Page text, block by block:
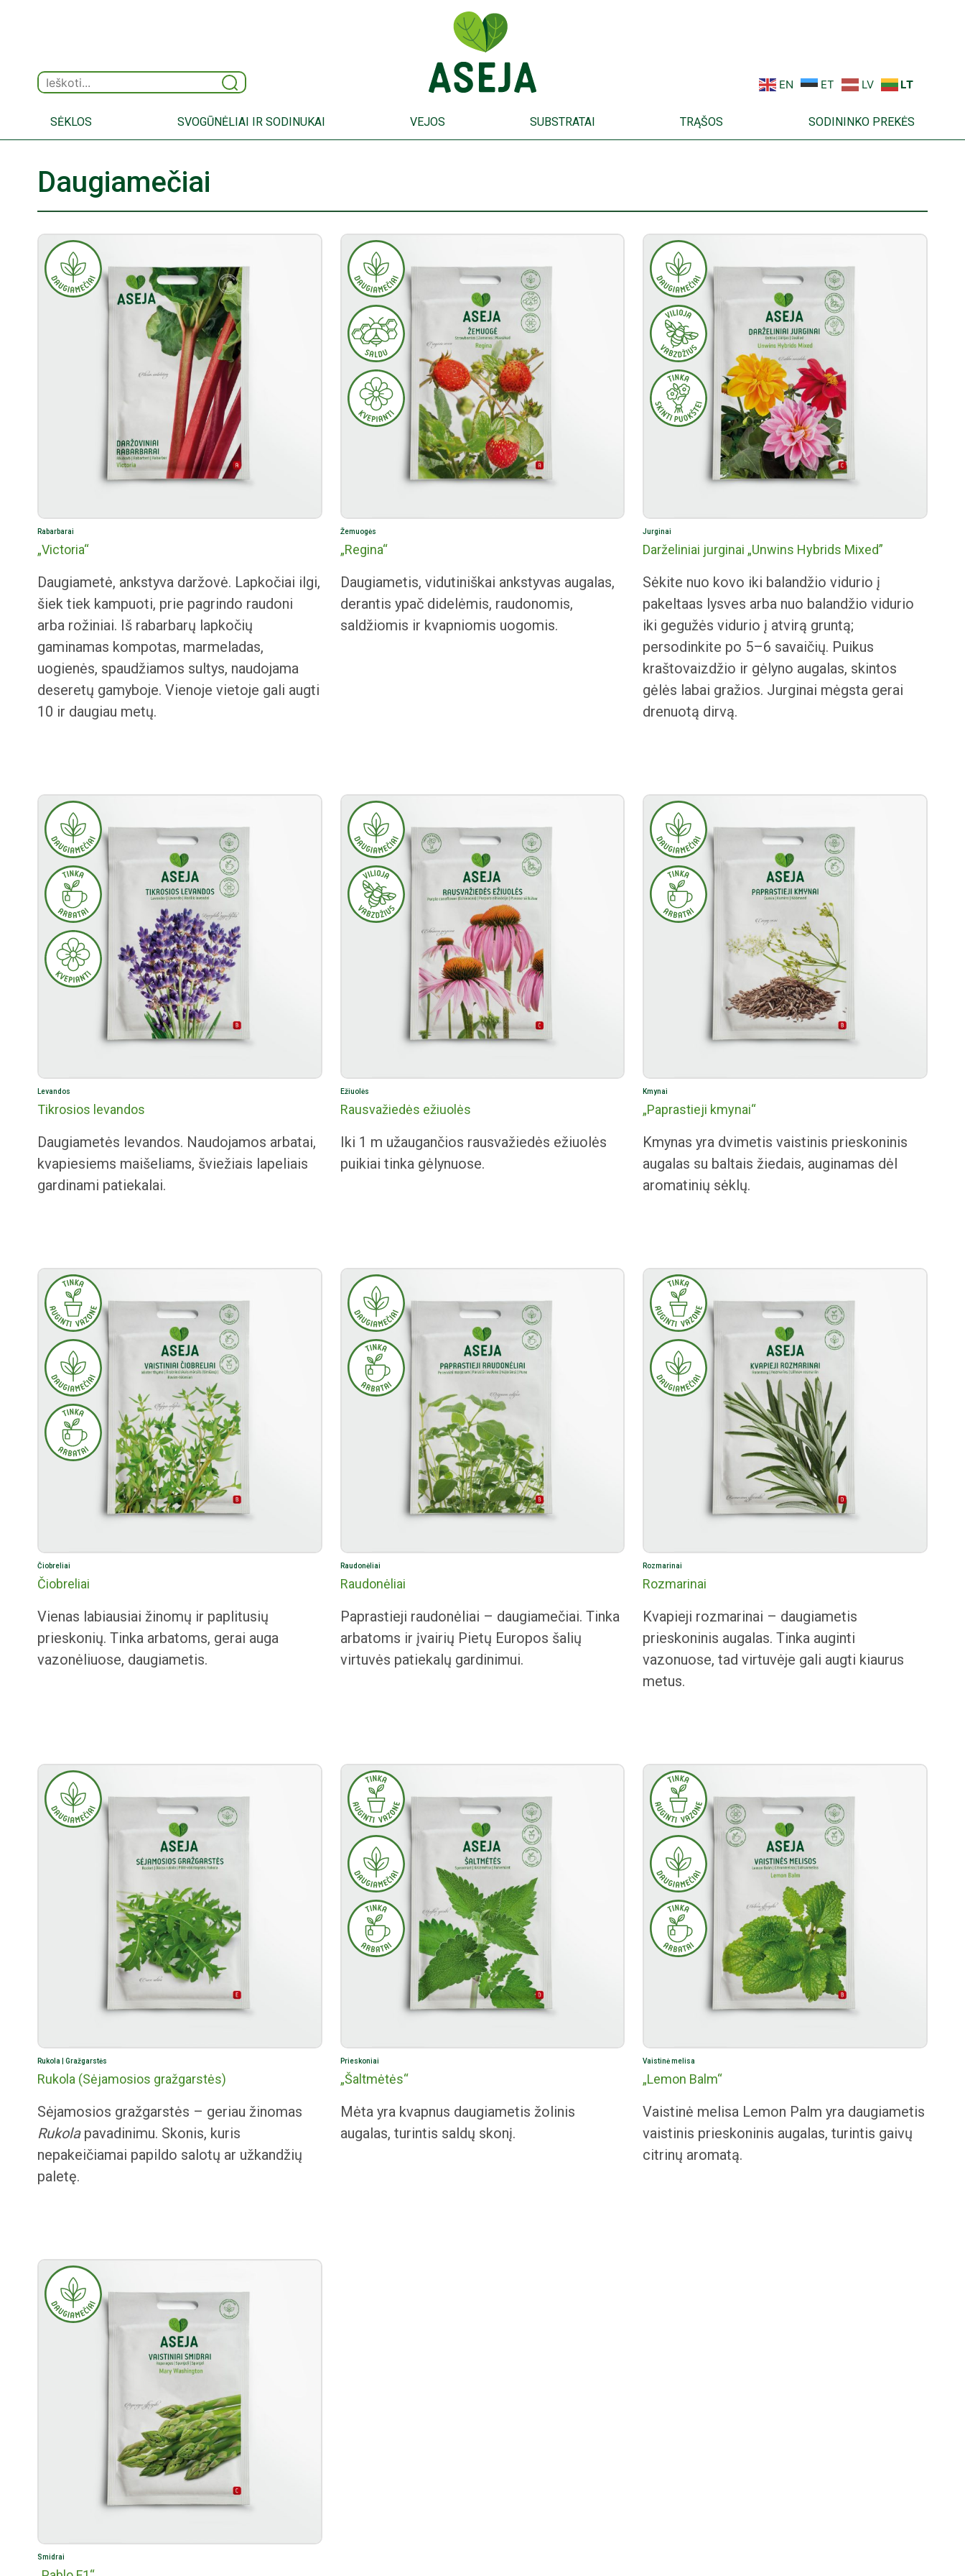
EN ET LV LT
SĖKLOS SVOGŪNĖLIAI IR SODINUKAI VEJOS SUBSTRATAI TRĄŠOS SODININKO PREKĖS
Daugiamečiai
Rabarbarai
„Victoria“
Daugiametė, ankstyva daržovė. Lapkočiai ilgi,
šiek tiek kampuoti, prie pagrindo raudoni
arba rožiniai. Iš rabarbarų lapkočių
gaminamas kompotas, marmeladas,
uogienės, spaudžiamos sultys, naudojama
deseretų gamyboje. Vienoje vietoje gali augti
10 ir daugiau metų.
Žemuogės
„Regina“
Daugiametis, vidutiniškai ankstyvas augalas,
derantis ypač didelėmis, raudonomis,
saldžiomis ir kvapniomis uogomis.
Jurginai
Darželiniai jurginai „Unwins Hybrids Mixed”
Sėkite nuo kovo iki balandžio vidurio į
pakeltaas lysves arba nuo balandžio vidurio
iki gegužės vidurio į atvirą gruntą;
persodinkite po 5–6 savaičių. Puikus
kraštovaizdžio ir gėlyno augalas, skintos
gėlės labai gražios. Jurginai mėgsta gerai
drenuotą dirvą.
Levandos
Tikrosios levandos
Daugiametės levandos. Naudojamos arbatai,
kvapiesiems maišeliams, šviežiais lapeliais
gardinami patiekalai.
Ežiuolės
Rausvažiedės ežiuolės
Iki 1 m užaugančios rausvažiedės ežiuolės
puikiai tinka gėlynuose.
Kmynai
„Paprastieji kmynai“
Kmynas yra dvimetis vaistinis prieskoninis
augalas su baltais žiedais, auginamas dėl
aromatinių sėklų.
Čiobreliai
Čiobreliai
Vienas labiausiai žinomų ir paplitusių
prieskonių. Tinka arbatoms, gerai auga
vazonėliuose, daugiametis.
Raudonėliai
Raudonėliai
Paprastieji raudonėliai – daugiamečiai. Tinka
arbatoms ir įvairių Pietų Europos šalių
virtuvės patiekalų gardinimui.
Rozmarinai
Rozmarinai
Kvapieji rozmarinai – daugiametis
prieskoninis augalas. Tinka auginti
vazonuose, tad virtuvėje gali augti kiaurus
metus.
Rukola | Gražgarstės
Rukola (Sėjamosios gražgarstės)
Sėjamosios gražgarstės – geriau žinomas
Rukolapavadinimu. Skonis, kuris
nepakeičiamai papildo salotų ar užkandžių
paletę.
Prieskoniai
„Šaltmėtės“
Mėta yra kvapnus daugiametis žolinis
augalas, turintis saldų skonį.
Vaistinė melisa
„Lemon Balm“
Vaistinė melisa Lemon Palm yra daugiametis
vaistinis prieskoninis augalas, turintis gaivų
citrinų aromatą.
Smidrai